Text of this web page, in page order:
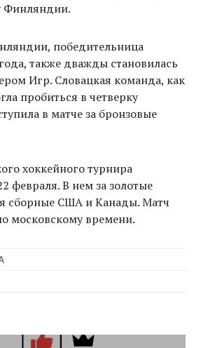
Финляндии.
победительница
также дважды становилась
Игр. Словацкая команда, как
пробиться в четверку
в матче за бронзовые
хоккейного турнира
февраля. В нем за золотые
сборные США и Канады. Матч
московскому времени.